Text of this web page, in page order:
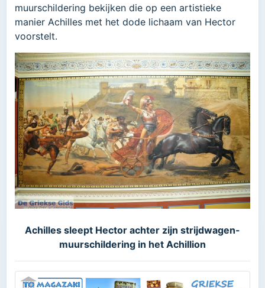
muurschildering bekijken die op een artistieke
manier Achilles met het dode lichaam van Hector
voorstelt.
Achilles sleept Hector achter zijn strijdwagen-
muurschildering in het Achillion